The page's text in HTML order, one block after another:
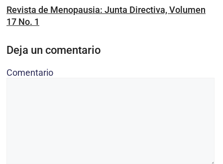
Revista de Menopausia: Junta Directiva, Volumen
17 No. 1
Deja un comentario
Comentario